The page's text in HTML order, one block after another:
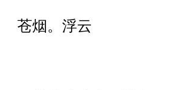
苍烟。浮云